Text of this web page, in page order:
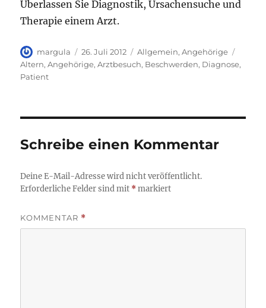
Überlassen Sie Diagnostik, Ursachen­suche und
Therapie einem Arzt.
Autor
margula
Veröffentlicht
am
26. Juli 2012 Kategorien
Allgemein,Angehörige
Altern,Angehörige,Arztbesuch, Beschwerden, Diagnose,
Patient
Schreibe einen Kommentar
Deine E-Mail-Adresse wird nicht veröffentlicht.
Erforderliche Felder sind mit *markiert
KOMMENTAR *